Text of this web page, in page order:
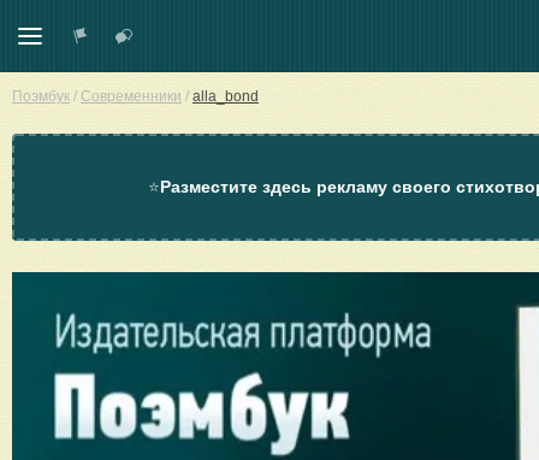
Поэмбук / Современники / alla_bond
⭐Разместите здесь рекламу своего